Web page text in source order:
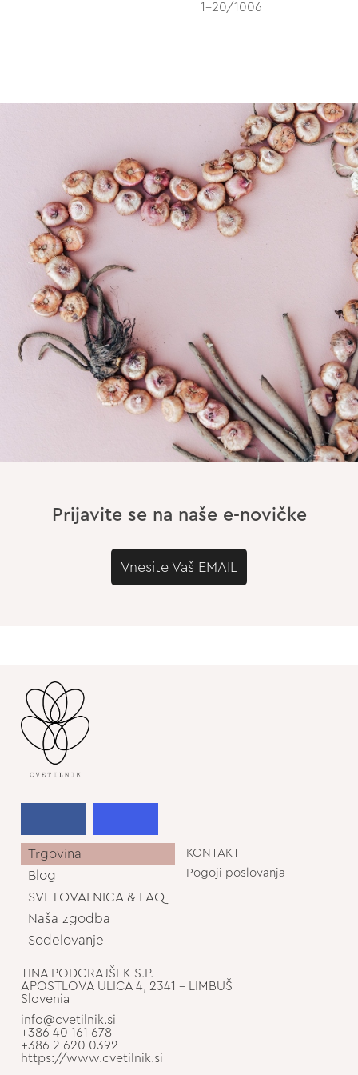
1-20/1006
Prijavite se na naše e-novičke
Vnesite Vaš EMAIL
Trgovina
Blog
SVETOVALNICA & FAQ
Naša zgodba
Sodelovanje
KONTAKT
Pogoji poslovanja
TINA PODGRAJŠEK S.P.
APOSTLOVA ULICA 4, 2341 - LIMBUŠ
Slovenia
info@cvetilnik.si
+386 40 161 678
+386 2 620 0392
https://www.cvetilnik.si